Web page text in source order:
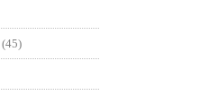
(45)